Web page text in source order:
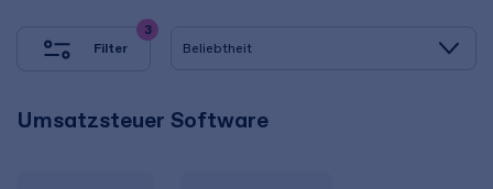
Filter
3
Umsatzsteuer Software